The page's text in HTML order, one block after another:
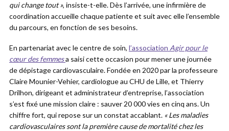
qui change tout », insiste-t-elle. Dès l’arrivée, une infirmière de
coordination accueille chaque patiente et suit avec elle l’ensemble
du parcours, en fonction de ses besoins.
En partenariat avec le centre de soin, l’association Agir pour le
cœur des femmesa saisi cette occasion pour mener une journée
de dépistage cardiovasculaire. Fondée en 2020 par la professeure
Claire Mounier-Vehier, cardiologue au CHU de Lille, et Thierry
Drilhon, dirigeant et administrateur d’entreprise, l’association
s’est fixé une mission claire : sauver 20 000 vies en cinq ans. Un
chiffre fort, qui repose sur un constat accablant. « Les maladies
cardiovasculaires sont la première cause de mortalité chez les